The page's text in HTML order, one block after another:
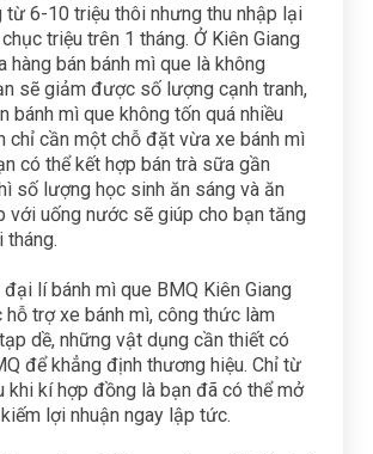
từ 6-10 triệu thôi nhưng thu nhập lại
triệu trên 1 tháng. Ở Kiên Giang
hàng bán bánh mì que là không
sẽ giảm được số lượng cạnh tranh,
bánh mì que không tốn quá nhiều
chỉ cần một chỗ đặt vừa xe bánh mì
có thể kết hợp bán trà sữa gần
số lượng học sinh ăn sáng và ăn
với uống nước sẽ giúp cho bạn tăng
tháng.
đại lí bánh mì que BMQ Kiên Giang
trợ xe bánh mì, công thức làm
dề, những vật dụng cần thiết có
để khẳng định thương hiệu. Chỉ từ
khi kí hợp đồng là bạn đã có thể mở
lợi nhuận ngay lập tức.